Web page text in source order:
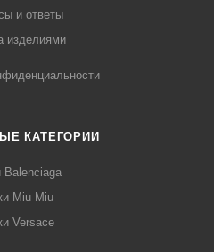
и ответы
изделиями
КАТЕГОРИИ
Balenciaga
Miu Miu
Versace